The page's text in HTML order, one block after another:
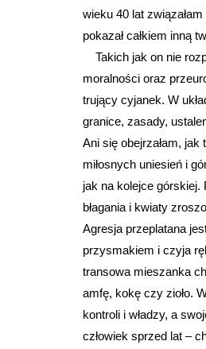
wieku 40 lat
pokazał całkiem inną
Takich jak on nie
moralności oraz
trujący cyjanek. W
granice, zasady,
Ani się obejrzałam,
miłosnych uniesień i
jak na kolejce
błagania i kwiaty
Agresja przeplatana
przysmakiem i czyja
transowa mieszanka
amfę, kokę czy zioło.
kontroli i władzy, a
człowiek sprzed lat –